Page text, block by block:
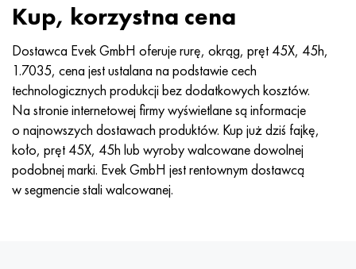
Kup, korzystna cena
Dostawca Evek GmbH oferuje rurę, okrąg, pręt 45X, 45h,
1.7035, cena jest ustalana na podstawie cech
technologicznych produkcji bez dodatkowych kosztów.
Na stronie internetowej firmy wyświetlane są informacje
o najnowszych dostawach produktów. Kup już dziś fajkę,
koło, pręt 45X, 45h lub wyroby walcowane dowolnej
podobnej marki. Evek GmbH jest rentownym dostawcą
w segmencie stali walcowanej.